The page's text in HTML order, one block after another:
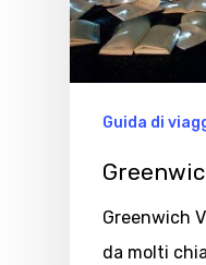
Guida di
Greenwich
da molti